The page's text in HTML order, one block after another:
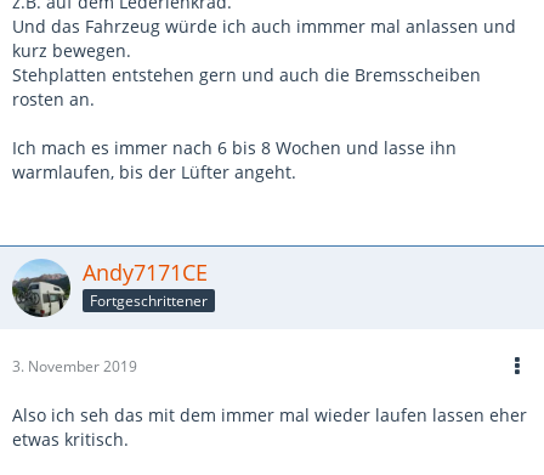
Und das Fahrzeug würde ich auch immmer mal anlassen und
kurz bewegen.
Stehplatten entstehen gern und auch die Bremsscheiben
rosten an.
Ich mach es immer nach 6 bis 8 Wochen und lasse ihn
warmlaufen, bis der Lüfter angeht.
Andy7171CE
Fortgeschrittener
3. November 2019
Also ich seh das mit dem immer mal wieder laufen lassen eher
etwas kritisch.